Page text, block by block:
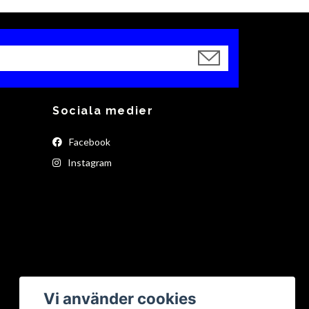
Sociala medier
Facebook
Instagram
Vi använder cookies